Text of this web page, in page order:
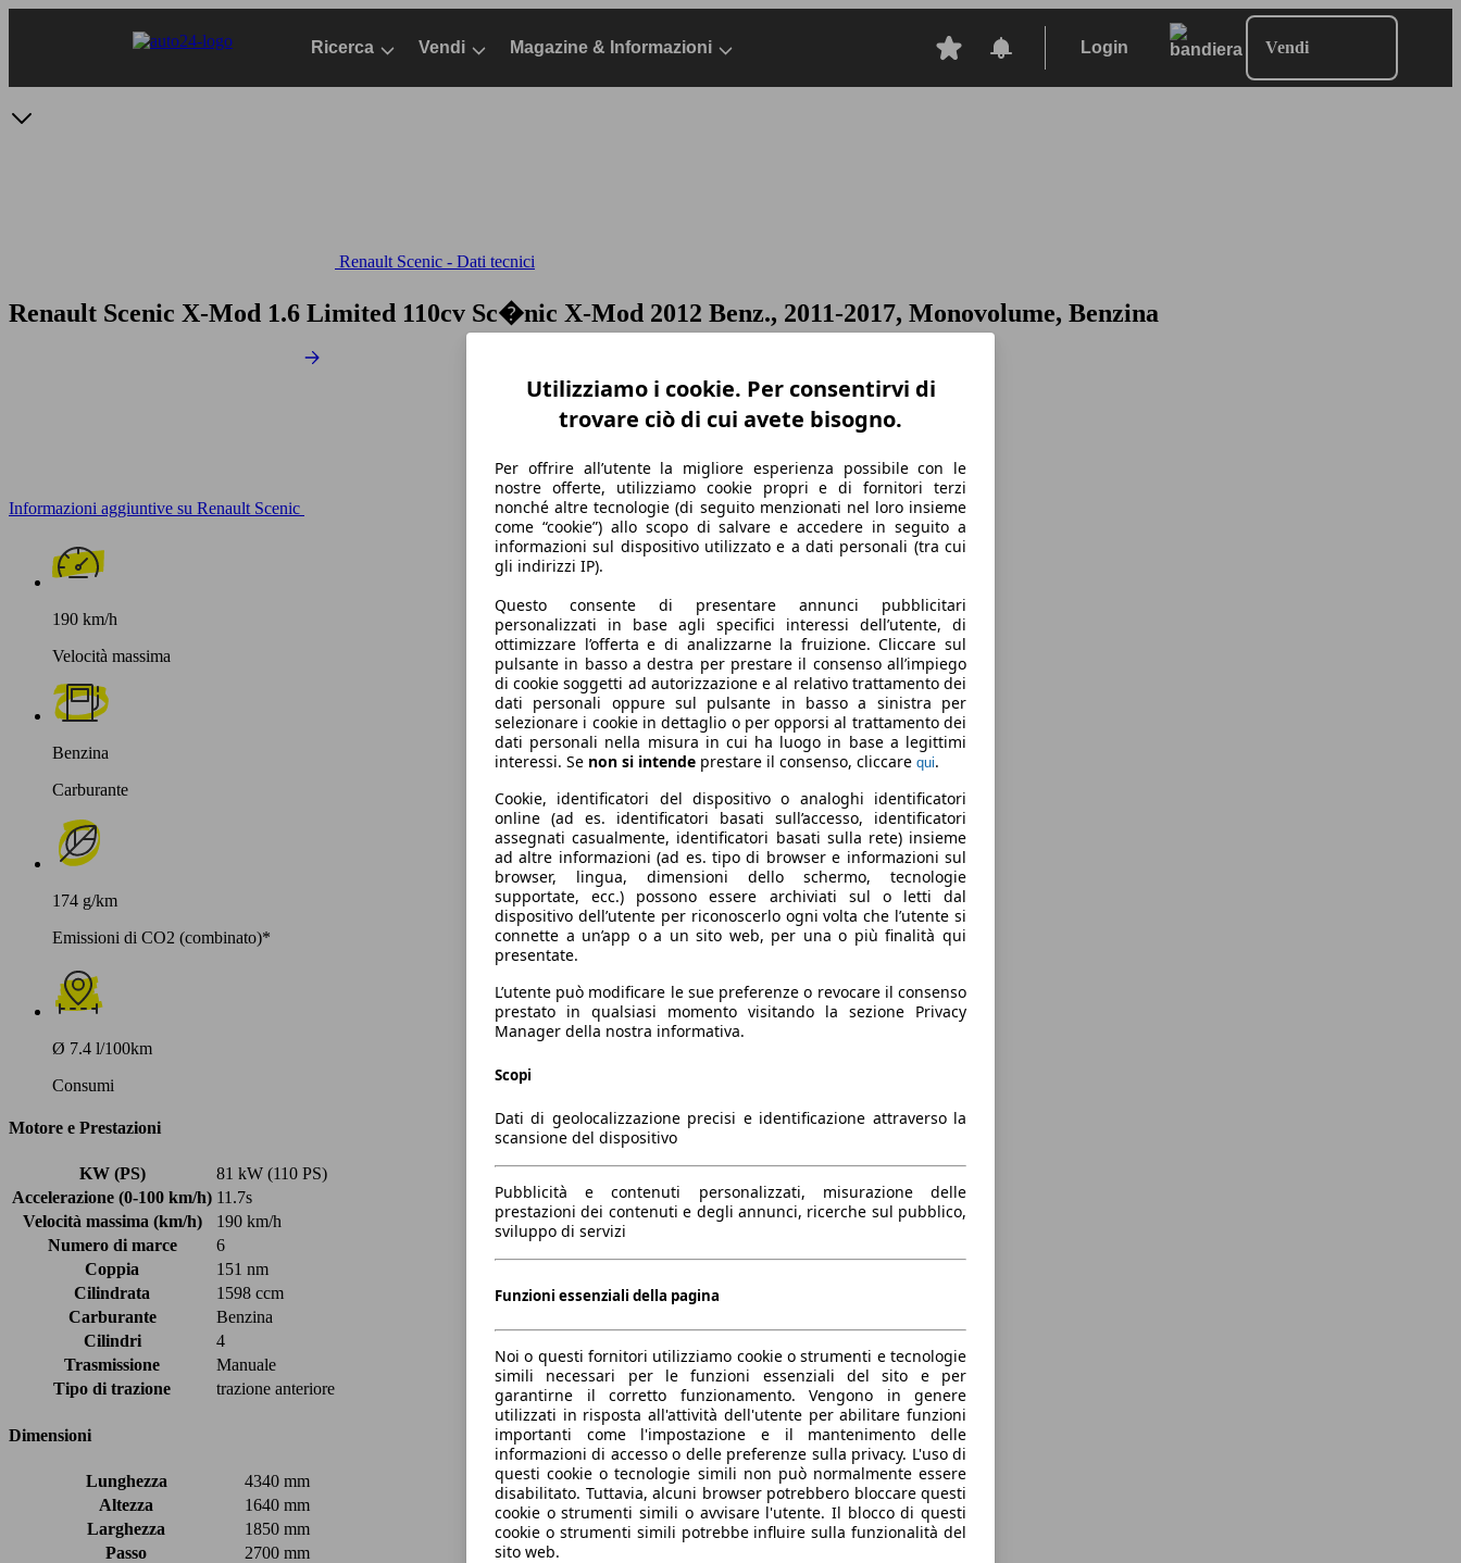
Ricerca Vendi Magazine & Informazioni Login Vendi
Renault Scenic - Dati tecnici
Renault Scenic X-Mod 1.6 Limited 110cv Sc�nic X-Mod 2012 Benz., 2011-2017, Monovolume, Benzina
Informazioni aggiuntive su Renault Scenic
190 km/h
Velocità massima
Benzina
Carburante
174 g/km
Emissioni di CO2 (combinato)*
Ø 7.4 l/100km
Consumi
Motore e Prestazioni
KW (PS)
81 kW (110 PS)
Accelerazione (0-100 km/h) 11.7s
Velocità massima (km/h)
190 km/h
Numero di marce
6
Coppia
151 nm
Cilindrata
1598 ccm
Carburante
Benzina
Cilindri
4
Trasmissione
Manuale
Tipo di trazione
trazione anteriore
Dimensioni
Lunghezza
4340 mm
Altezza
1640 mm
Larghezza
1850 mm
Passo
2700 mm
Utilizziamo i cookie. Per consentirvi di
trovare ciò di cui avete bisogno.
Per offrire all’utente la migliore esperienza possibile con le
nostre offerte, utilizziamo cookie propri e di fornitori terzi
nonché altre tecnologie (di seguito menzionati nel loro insieme
come “cookie”) allo scopo di salvare e accedere in seguito a
informazioni sul dispositivo utilizzato e a dati personali (tra cui
gli indirizzi IP).
Questo consente di presentare annunci pubblicitari
personalizzati in base agli specifici interessi dell’utente, di
ottimizzare l’offerta e di analizzarne la fruizione. Cliccare sul
pulsante in basso a destra per prestare il consenso all’impiego
di cookie soggetti ad autorizzazione e al relativo trattamento dei
dati personali oppure sul pulsante in basso a sinistra per
selezionare i cookie in dettaglio o per opporsi al trattamento dei
dati personali nella misura in cui ha luogo in base a legittimi
interessi. Se non si intende prestare il consenso, cliccare qui.
Cookie, identificatori del dispositivo o analoghi identificatori
online (ad es. identificatori basati sull’accesso, identificatori
assegnati casualmente, identificatori basati sulla rete) insieme
ad altre informazioni (ad es. tipo di browser e informazioni sul
browser, lingua, dimensioni dello schermo, tecnologie
supportate, ecc.) possono essere archiviati sul o letti dal
dispositivo dell’utente per riconoscerlo ogni volta che l’utente si
connette a un’app o a un sito web, per una o più finalità qui
presentate.
L’utente può modificare le sue preferenze o revocare il consenso
prestato in qualsiasi momento visitando la sezione Privacy
Manager della nostra informativa.
Scopi
Dati di geolocalizzazione precisi e identificazione attraverso la
scansione del dispositivo
Pubblicità e contenuti personalizzati, misurazione delle
prestazioni dei contenuti e degli annunci, ricerche sul pubblico,
sviluppo di servizi
Funzioni essenziali della pagina
Noi o questi fornitori utilizziamo cookie o strumenti e tecnologie
simili necessari per le funzioni essenziali del sito e per
garantirne il corretto funzionamento. Vengono in genere
utilizzati in risposta all'attività dell'utente per abilitare funzioni
importanti come l'impostazione e il mantenimento delle
informazioni di accesso o delle preferenze sulla privacy. L'uso di
questi cookie o tecnologie simili non può normalmente essere
disabilitato. Tuttavia, alcuni browser potrebbero bloccare questi
cookie o strumenti simili o avvisare l'utente. Il blocco di questi
cookie o strumenti simili potrebbe influire sulla funzionalità del
sito web.